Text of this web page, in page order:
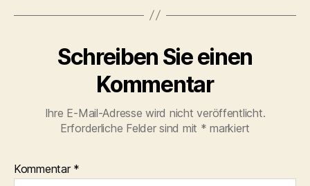
Schreiben Sie einen
Kommentar
Ihre E-Mail-Adresse wird nicht veröffentlicht.
Erforderliche Felder sind mit * markiert
Kommentar *